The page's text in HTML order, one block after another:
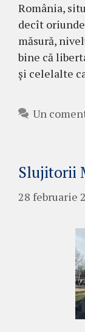
România,
decît
măsură,
bine că
și celelalte
Un
Slujitorii
28 februarie